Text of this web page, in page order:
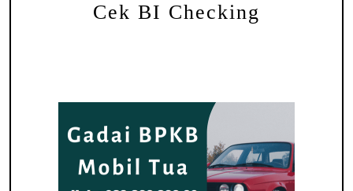
Cek BI Checking